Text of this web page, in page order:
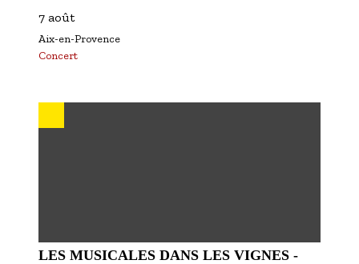
7 août
Aix-en-Provence
Concert
LES MUSICALES DANS LES VIGNES -